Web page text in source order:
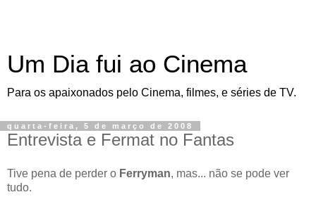
Um Dia fui ao Cinema
Para os apaixonados pelo Cinema, filmes, e séries de TV.
quarta-feira, 5 de março de 2008
Entrevista e Fermat no Fantas
Tive pena de perder o Ferryman, mas... não se pode ver
tudo.